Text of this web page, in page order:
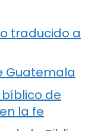
traducido a
Guatemala
de
la fe